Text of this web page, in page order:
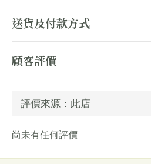
送貨及付款方式
顧客評價
尚未有任何評價